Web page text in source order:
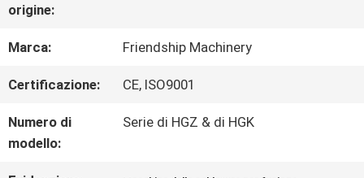
CONTROLLO
DI
QUALITÀ
origine:
Marca: Friendship Machinery
Certificazione: CE, ISO9001
Numero di
modello:
Serie di HGZ & di HGK